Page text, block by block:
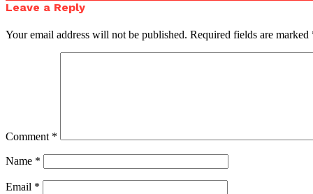
Leave a Reply
Your email address will not be published. Required fields are marked
Comment *
Name *
Email *